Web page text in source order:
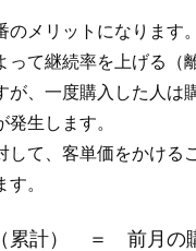
メリットになります。
って継続率を上げる（
が、一度購入した人は
生します。
して、客単価をかける
。
累計） ＝ 前月の